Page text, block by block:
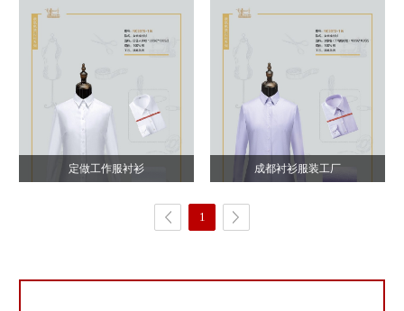
定做工作服衬衫 成都衬衫服装工厂
1